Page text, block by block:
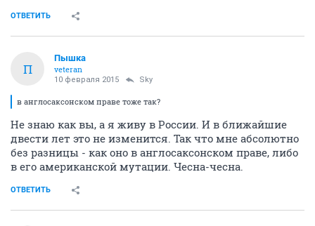
ОТВЕТИТЬ
П
Пышка
veteran
10 февраля 2015 Sky
в англосаксонском праве тоже так?
Не знаю как вы, а я живу в России. И в ближайшие
двести лет это не изменится. Так что мне абсолютно
без разницы - как оно в англосаксонском праве, либо
в его американской мутации. Чесна-чесна.
ОТВЕТИТЬ